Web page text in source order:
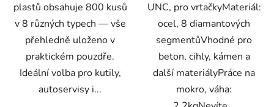
plastů obsahuje 800 kusů
v 8 různých typech — vše
přehledně uloženo v
praktickém pouzdře.
Ideální volba pro kutily,
autoservisy i...
UNC, pro vrtačkyMateriál:
ocel, 8 diamantových
segmentůVhodné pro
beton, cihly, kámen a
další materiályPráce na
mokro, váha: